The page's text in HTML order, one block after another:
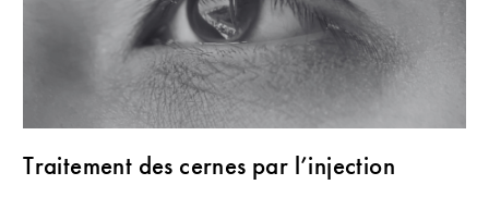
Traitement des cernes par l’injection